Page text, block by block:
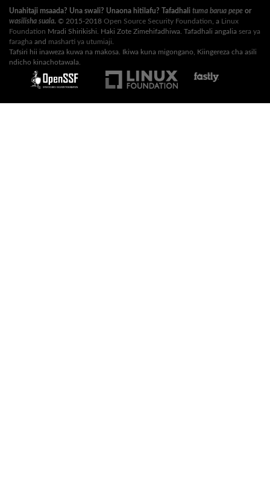
Unahitaji msaada? Una swali? Unaona hitilafu? Tafadhali tuma barua pepe or
wasilisha suala. © 2015-2018 Open Source Security Foundation , a Linux
Foundation Mradi Shirikishi. Haki Zote Zimehifadhiwa. Tafadhali angalia sera ya
faragha and masharti ya utumiaji
Tafsiri hii inaweza kuwa na makosa. Ikiwa kuna migongano, Kiingereza cha asili
ndicho kinachotawala.